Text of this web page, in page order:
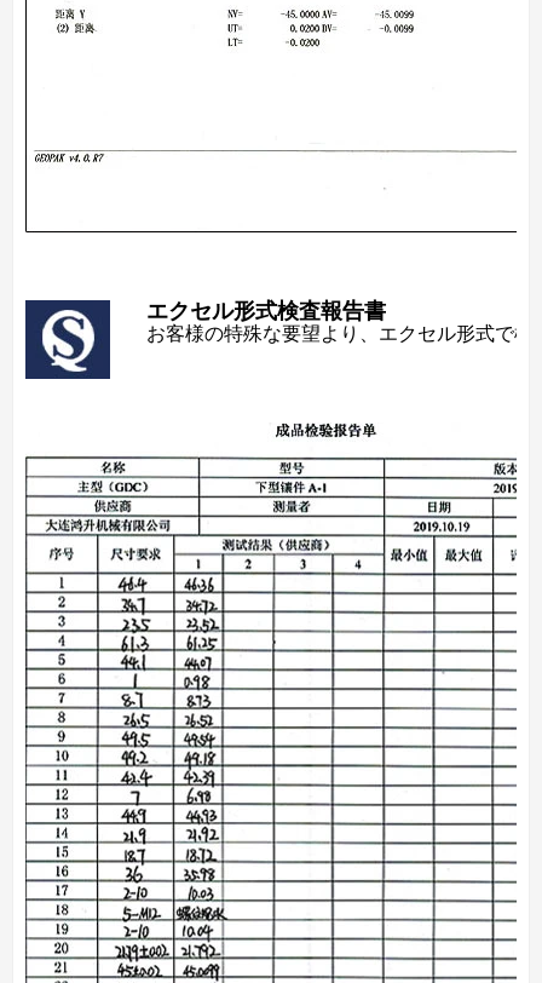
エクセル形式検査報告書
お客様の特殊な要望より、エクセル形式で